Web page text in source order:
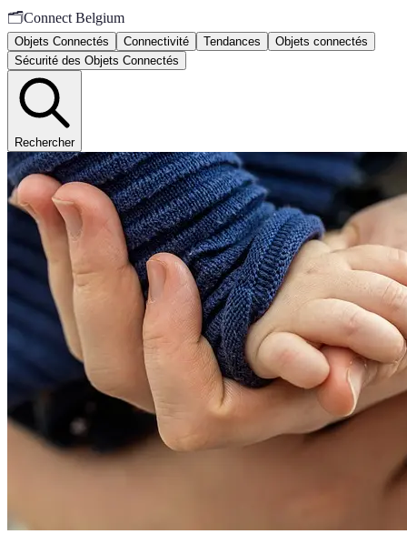
🗂️Connect Belgium
Objets Connectés Connectivité Tendances
Objets connectés
Sécurité des Objets Connectés
Rechercher